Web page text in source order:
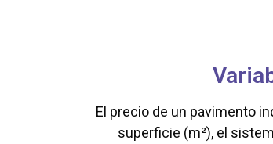
El precio de un pavimento
superficie (m²), el